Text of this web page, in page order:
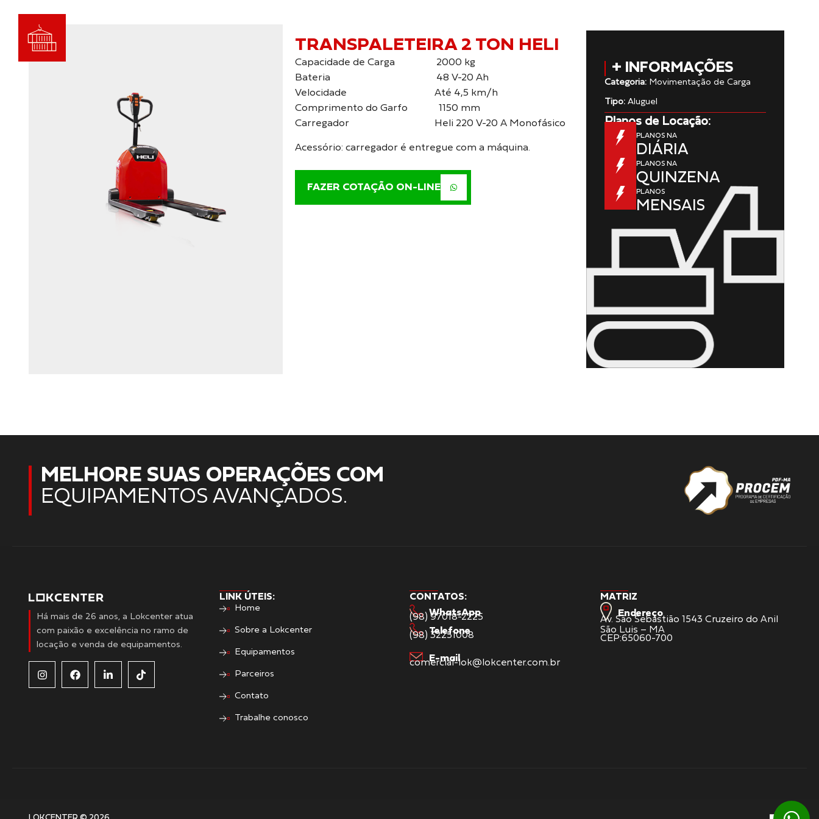
TRANSPALETEIRA 2 TON HELI
Capacidade de Carga 2000 kg
Bateria 48 V-20 Ah
Velocidade Até 4,5 km/h
Comprimento do Garfo 1150 mm
Carregador Heli 220 V-20 A Monofásico
Acessório: carregador é entregue com a máquina.
FAZER COTAÇÃO ON-LINE
+ INFORMAÇÕES
Categoria: Movimentação de Carga
Tipo: Aluguel
Planos de Locação:
PLANOS NA
DIÁRIA
PLANOS NA
QUINZENA
PLANOS
MENSAIS
MELHORE SUAS OPERAÇÕES COM
EQUIPAMENTOS AVANÇADOS.
Há mais de 26 anos, a Lokcenter atua
com paixão e excelência no ramo de
locação e venda de equipamentos.
LINK ÚTEIS:
Home
Sobre a Lokcenter
Equipamentos
Parceiros
Contato
Trabalhe conosco
CONTATOS:
WhatsApp
(98) 97018-2225
Telefone
(98) 32251008
E-mail
comercial-lok@lokcenter.com.br
MATRIZ
Endereço
Av. São Sebastião 1543 Cruzeiro do Anil
São Luis – MA
CEP:65060-700